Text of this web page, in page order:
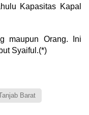
Kapasitas Kapal
maupun Orang. Ini
Syaiful.(*)
Barat